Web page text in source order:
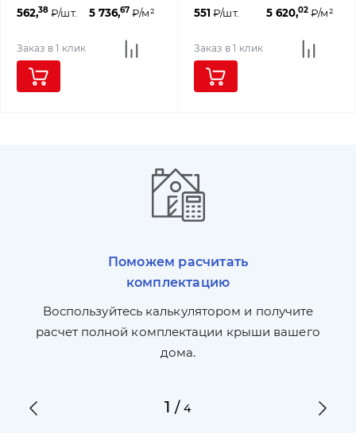
562,38₽/шт. 5 736,67₽/м²
Заказ в 1 клик
551 ₽/шт. 5 620,02₽/м²
Заказ в 1 клик
Поможем расчитать
комплектацию
Воспользуйтесь калькулятором и получите
расчет полной комплектации крыши вашего
дома.
1 /4